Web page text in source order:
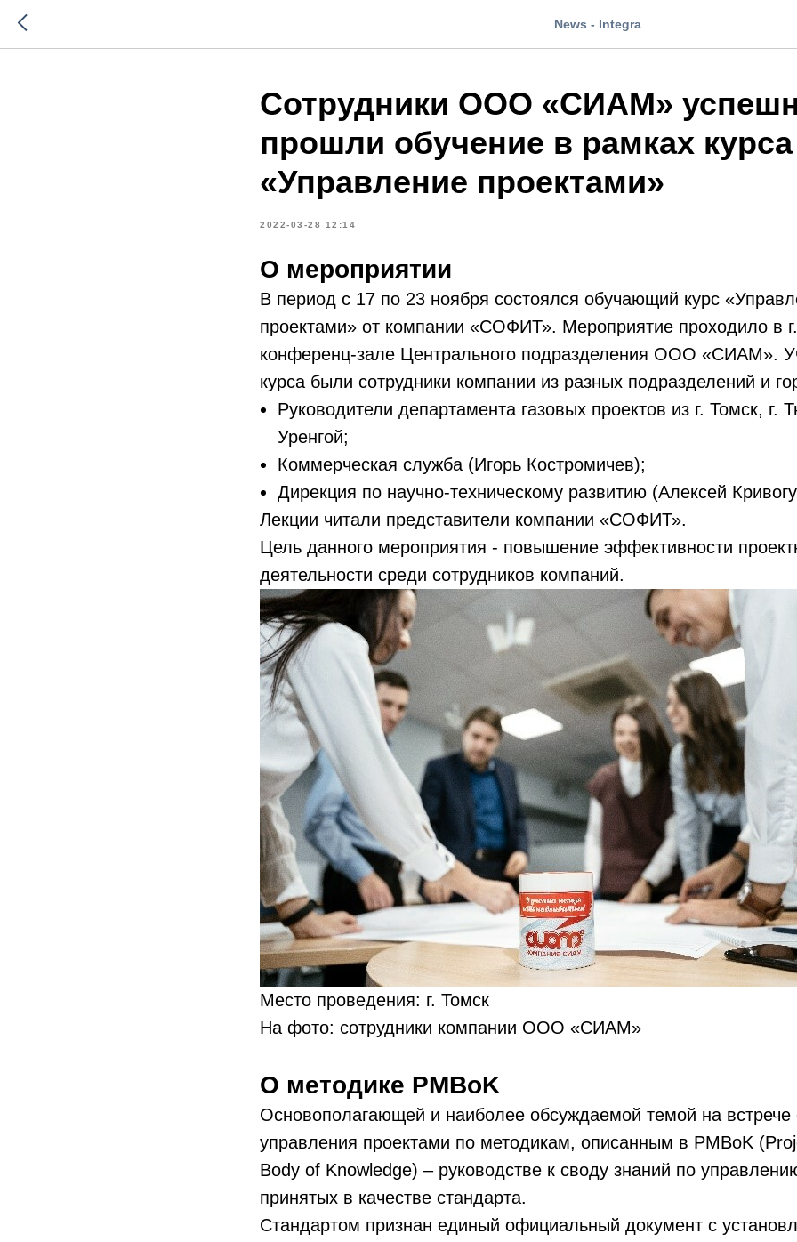
News - Integra
Сотрудники ООО «СИАМ»
прошли обучение в рамках курса
«Управление проектами»
2022-03-28 12:14
О мероприятии
В период с 17 по 23 ноября состоялся обучающий курс
проектами» от компании «СОФИТ». Мероприятие проходило в
конференц-зале Центрального подразделения ООО «СИАМ».
курса были сотрудники компании из разных подразделений и
Руководители департамента газовых проектов из г. Томск, г.
Уренгой;
Коммерческая служба (Игорь Костромичев);
Дирекция по научно-техническому развитию (Алексей
Лекции читали представители компании «СОФИТ».
Цель данного мероприятия - повышение эффективности
деятельности среди сотрудников компаний.
Место проведения: г. Томск
На фото: сотрудники компании ООО «СИАМ»
О методике PMBoK
Основополагающей и наиболее обсуждаемой темой на встрече
управления проектами по методикам, описанным в PMBoK
Body of Knowledge) – руководстве к своду знаний по
принятых в качестве стандарта.
Стандартом признан единый официальный документ с